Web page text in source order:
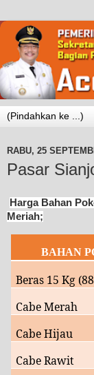
RABU, 25
Pasar
Harga Bahan
Meriah;
BAHAN
Beras 15 Kg
Cabe Merah
Cabe Hijau
Cabe Rawit